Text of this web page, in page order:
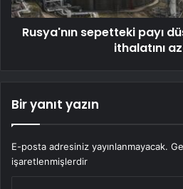
Rusya'nın sepetteki payı
ithalatını
Bir yanıt yazın
E-posta adresiniz yayınlanmayacak.
işaretlenmişlerdir